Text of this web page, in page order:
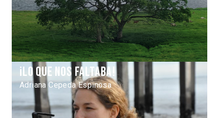
¡Lo que nos faltaba!
Adriana Cepeda Espinosa